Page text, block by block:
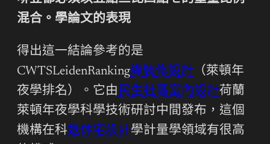
混合。學論文的表現
得出這一結論參考的是
CWTSLeidenRanking綠裝修設計 （萊頓年
夜學排名）。它由民生社區室內設計荷蘭
萊頓年夜學科學技術研討中間發布，這個
機構在科退休宅設計學計量學領域有很高